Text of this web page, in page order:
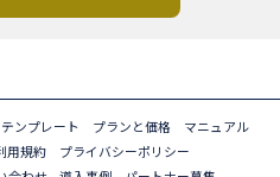
ンプレート プランと価格
マニュアル
用規約
プライバシーポリシー